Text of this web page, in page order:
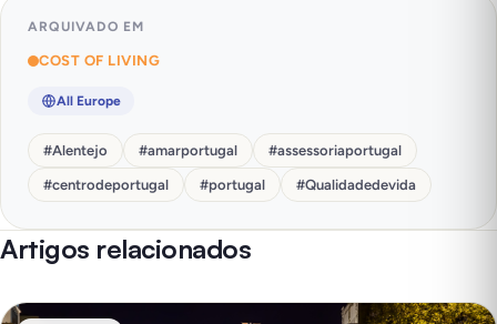
ARQUIVADO EM
COST OF LIVING
All Europe
#Alentejo #amarportugal #assessoriaportugal
#centrodeportugal #portugal #Qualidadedevida
Artigos relacionados